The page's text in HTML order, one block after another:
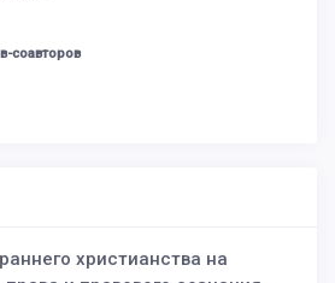
соавторов
христианства на